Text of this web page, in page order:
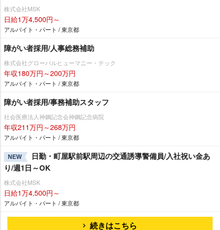
株式会社MSK
日給1万4,500円～
アルバイト・パート / 東京都
障がい者採用/人事総務補助
株式会社グローバルヒューマニー・テック
年収180万円～200万円
アルバイト・パート / 東京都
障がい者採用/事務補助スタッフ
社会医療法人神鋼記念会神鋼記念病院
年収211万円～268万円
アルバイト・パート / 東京都
NEW
日勤・町屋駅前駅周辺の交通誘導警備員/入社祝い金あ
り/週1日～OK
株式会社MSK
日給1万4,500円～
アルバイト・パート / 東京都
続きはこちら